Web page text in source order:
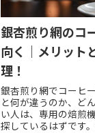
銀杏煎り網のコ
向く｜メリット
理！
銀杏煎り網でコーヒ
と何が違うのか、ど
い人は、専用の焙煎
探しているはずです